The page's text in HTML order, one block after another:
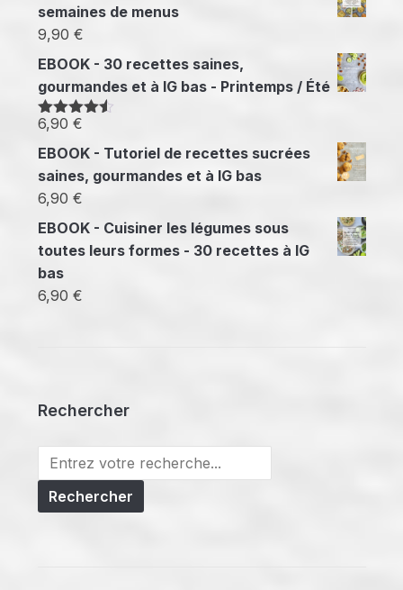
14,70 €
semaines de menus
9,90 €
EBOOK - 30 recettes saines,
gourmandes et à IG bas - Printemps / Été
Note 4.50
6,90 €
EBOOK - Tutoriel de recettes sucrées
saines, gourmandes et à IG bas
6,90 €
EBOOK - Cuisiner les légumes sous
toutes leurs formes - 30 recettes à IG
bas
6,90 €
Rechercher
Search
for: